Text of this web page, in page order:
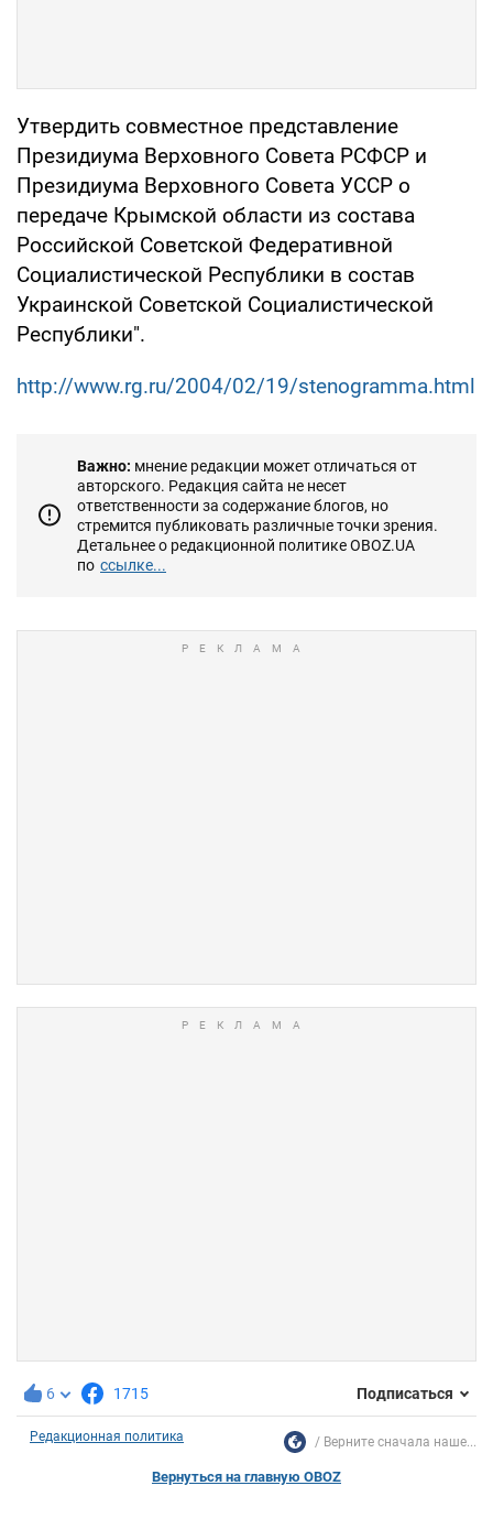
Утвердить совместное представление
Президиума Верховного Совета РСФСР и
Президиума Верховного Совета УССР о
передаче Крымской области из состава
Российской Советской Федеративной
Социалистической Республики в состав
Украинской Советской Социалистической
Республики".
http://www.rg.ru/2004/02/19/stenogramma.html
Важно: мнение редакции может отличаться от
авторского. Редакция сайта не несет
ответственности за содержание блогов, но
стремится публиковать различные точки зрения.
Детальнее о редакционной политике OBOZ.UA
по ссылке...
6 1715 Подписаться
Редакционная политика Верните сначала наше...
Вернуться на главную OBOZ